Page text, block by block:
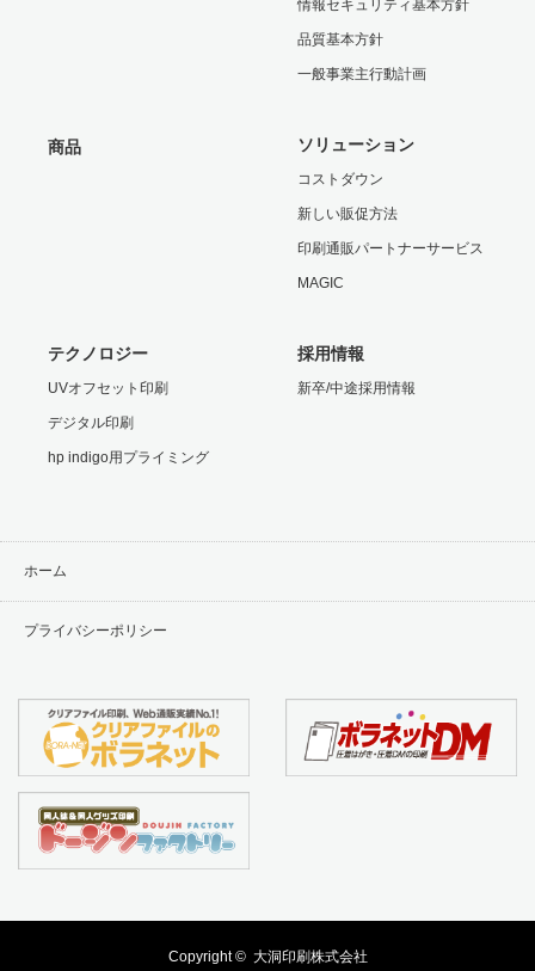
情報セキュリティ基本方針
品質基本方針
一般事業主行動計画
商品 ソリューション
コストダウン
新しい販促方法
印刷通販パートナーサービス
MAGIC
テクノロジー
UVオフセット印刷
デジタル印刷
hp indigo用プライミング
採用情報
新卒/中途採用情報
ホーム
プライバシーポリシー
Copyright © 大洞印刷株式会社